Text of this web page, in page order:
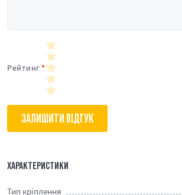
Рейтинг
ЗАЛИШИТИ ВІДГУК
ХАРАКТЕРИСТИКИ
Тип кріплення